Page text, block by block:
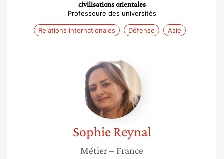
civilisations orientales
Professeure des universités
Relations internationales Défense Asie
Sophie
Reynal
Sophie Reynal
Métier– France